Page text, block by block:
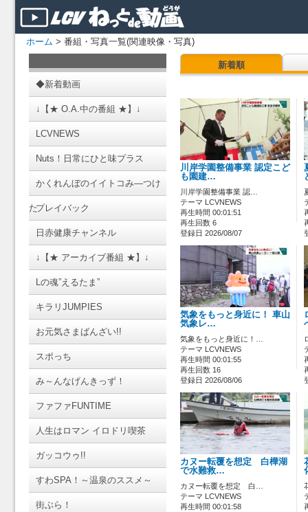
ホーム > 番組・写真一覧(関連映像・写真)
◆新着動画
↓【★ O.A.中の番組 ★】↓
LCVNEWS
Nuts！日常にひと味プラス
かくれんぼのイイトコみ―つけ
たプレイバック
日赤健康チャンネル
↓【★ アーカイブ番組 ★】↓
Lの魂”えるたま”
キラリJUMPIES
お元気さまばんざい!!
スポっち
み～んなげんきっず！
ファファFUNTIME
人生はロマン イロドリ喫茶
ガッコウゥ!!
すわSPA！～温泉のススメ～
街ぶら！
新着順
川岸学園整備事業 認定こど
も園建…
川岸学園整備事業 認…
テーマ LCVNEWS
再生時間 00:01:51
再生回数 6
登録日 2026/08/07
気象をもっと身近に！ 車山
気象レ…
気象をもっと身近に！…
テーマ LCVNEWS
再生時間 00:01:55
再生回数 16
登録日 2026/08/06
カヌー転覆を想定 白樺湖
で水難救…
カヌー転覆を想定 白…
テーマ LCVNEWS
再生時間 00:01:58